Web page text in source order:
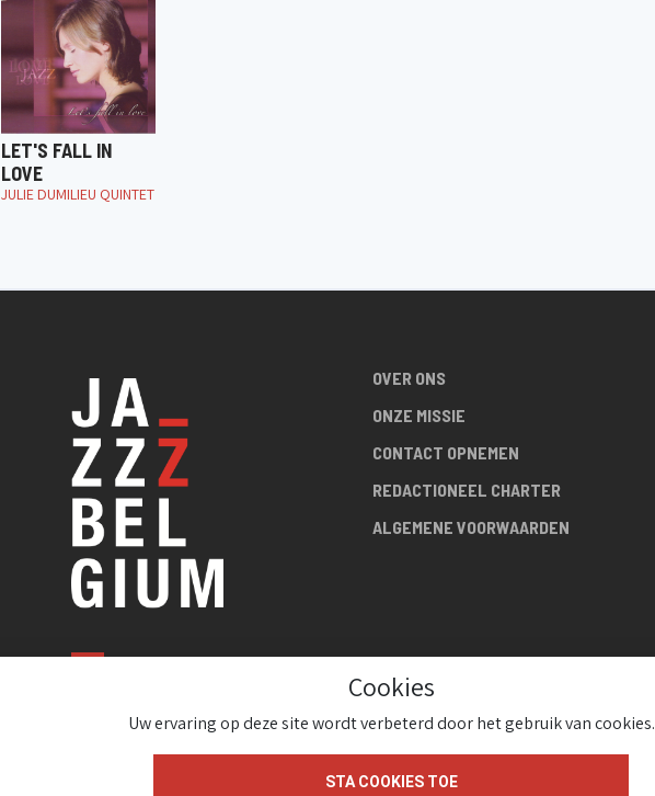
LET'S FALL IN
LOVE
JULIE DUMILIEU QUINTET
BELGISCHE
OVER ONS
ONZE MISSIE
CONTACT OPNEMEN
REDACTIONEEL CHARTER
ALGEMENE VOORWAARDEN
Cookies
Uw ervaring op deze site wordt verbeterd door het gebruik van cookies.
STA COOKIES TOE